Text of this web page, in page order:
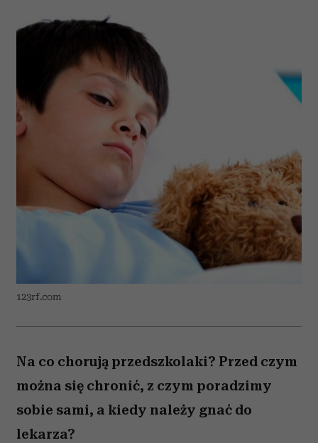
123rf.com
Na co chorują przedszkolaki? Przed czym
można się chronić, z czym poradzimy
sobie sami, a kiedy należy gnać do
lekarza?